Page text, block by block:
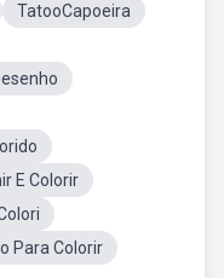
TatooCapoeira
E Colorir
Para Colorir